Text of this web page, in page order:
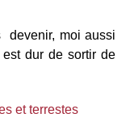
devenir, moi aussi
dur de sortir de